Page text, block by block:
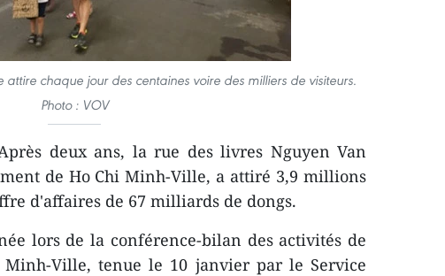
attire chaque jour des centaines voire des milliers de visiteurs.
Photo : VOV
deux ans, la rue des livres Nguyen Van
de Ho Chi Minh-Ville, a attiré 3,9 millions
d'affaires de 67 milliards de dongs.
lors de la conférence-bilan des activités de
Ville, tenue le 10 janvier par le Service